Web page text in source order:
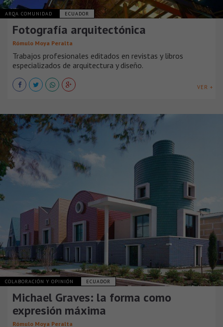
ARQA COMUNIDAD ECUADOR
Fotografía arquitectónica
Rómulo Moya Peralta
Trabajos profesionales editados en revistas y libros
especializados de arquitectura y diseño.
VER +
COLABORACIÓN Y OPINIÓN ECUADOR
Michael Graves: la forma como
expresión máxima
Rómulo Moya Peralta